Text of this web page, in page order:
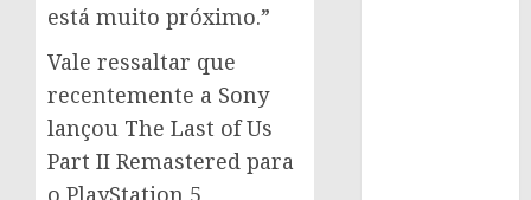
está muito próximo.”
Vale ressaltar que
recentemente a Sony
lançou The Last of Us
Part II Remastered para
o PlayStation 5,